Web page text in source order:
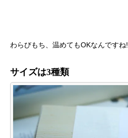
わらびもち、温めてもOKなんですね!
サイズは3種類